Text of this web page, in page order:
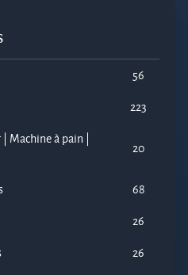
56
223
Machine à pain |
20
68
26
26